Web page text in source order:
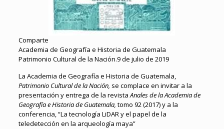
Comparte
Academia de Geografía e Historia de Guatemala
Patrimonio Cultural de la Nación.9 de julio de 2019
La Academia de Geografía e Historia de Guatemala,
Patrimonio Cultural de la Nación, se complace en invitar a la
presentación y entrega de la revistaAnales de la Academia de
Geografía e Historia de Guatemala, tomo 92 (2017) y a la
conferencia, “La tecnología LiDAR y el papel de la
teledetección en la arqueología maya”